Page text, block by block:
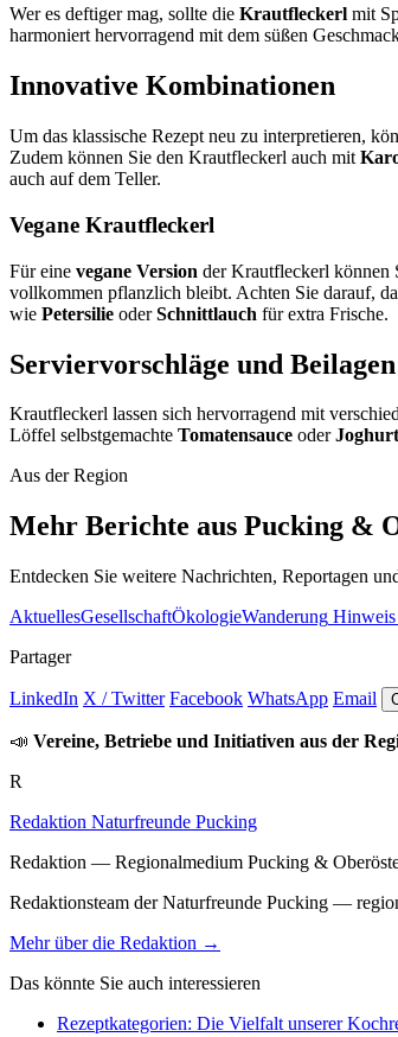
Wer es deftiger mag, sollte die Krautfleckerl mit
harmoniert hervorragend mit dem süßen
Innovative Kombinationen
Um das klassische Rezept neu zu interpretieren,
Zudem können Sie den Krautfleckerl auch mit
auch auf dem Teller.
Vegane Krautfleckerl
Für eine vegane Version der Krautfleckerl können
vollkommen pflanzlich bleibt. Achten Sie darauf,
wie Petersilie oderSchnittlauch für extra Frische.
Serviervorschläge und Beilagen
Krautfleckerl lassen sich hervorragend mit
Löffel selbstgemachte Tomatensauce oderJoghurt
Aus der Region
Mehr Berichte aus Pucking &
Entdecken Sie weitere Nachrichten, Reportagen
AktuellesGesellschaftÖkologieWanderung Hinweis
Partager
LinkedIn X / Twitter Facebook WhatsApp Email
📣 Vereine, Betriebe und Initiativen aus der
R
Redaktion Naturfreunde Pucking
Redaktion — Regionalmedium Pucking &
Redaktionsteam der Naturfreunde Pucking —
Mehr über die Redaktion →
Das könnte Sie auch interessieren
Rezeptkategorien: Die Vielfalt unserer